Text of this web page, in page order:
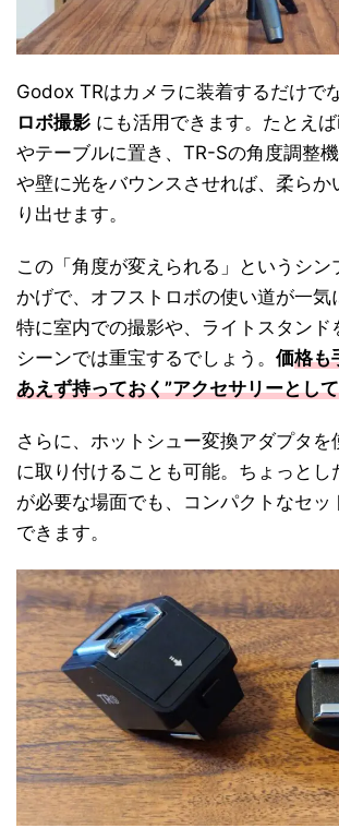
Godox TRはカメラに装着するだけでな
ロボ撮影 にも活用できます。たとえ
やテーブルに置き、TR-Sの角度調整
や壁に光をバウンスさせれば、柔らか
り出せます。
この「角度が変えられる」というシン
かげで、オフストロボの使い道が一気
特に室内での撮影や、ライトスタンド
シーンでは重宝するでしょう。 価格も
あえず持っておく”アクセサリーとし
さらに、ホットシュー変換アダプタを
に取り付けることも可能。ちょっとし
が必要な場面でも、コンパクトなセッ
できます。